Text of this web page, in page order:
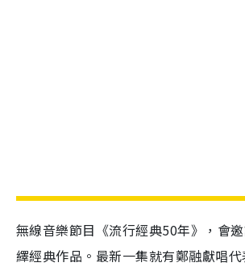
無線音樂節目《流行經典50年》，會
繹經典作品。最新一集就有鄭融獻唱